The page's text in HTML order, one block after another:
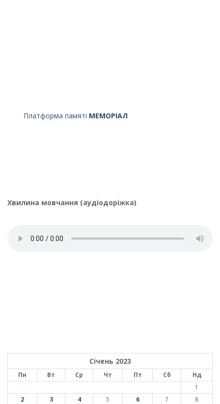
Платформа памяті МЕМОРІАЛ
Хвилина мовчання (аудіодоріжка)
Січень 2023
Пн Вт Ср Чт Пт Сб
Нд
1
2
3 4 5 6 7
8